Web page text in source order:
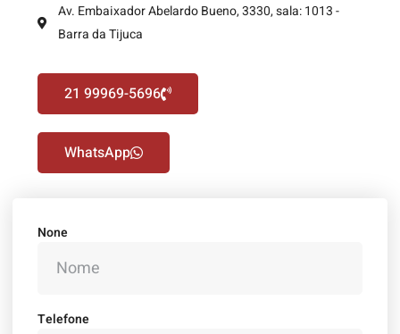
Av. Embaixador Abelardo Bueno, 3330, sala: 1013 -
Barra da Tijuca
21 99969-5696
WhatsApp
None
Telefone